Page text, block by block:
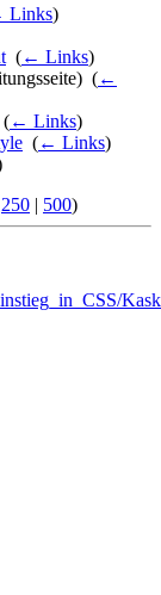
Links)
(← Links)
(←
(← Links)
(← Links)
250 | 500)